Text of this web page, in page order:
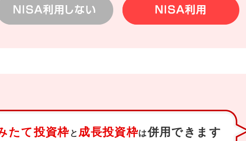
たて投資枠と 成長投資枠は併用できます